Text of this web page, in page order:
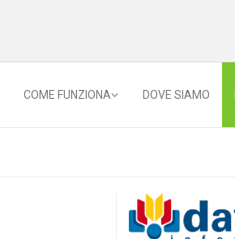
COME FUNZIONA DOVE SIAMO